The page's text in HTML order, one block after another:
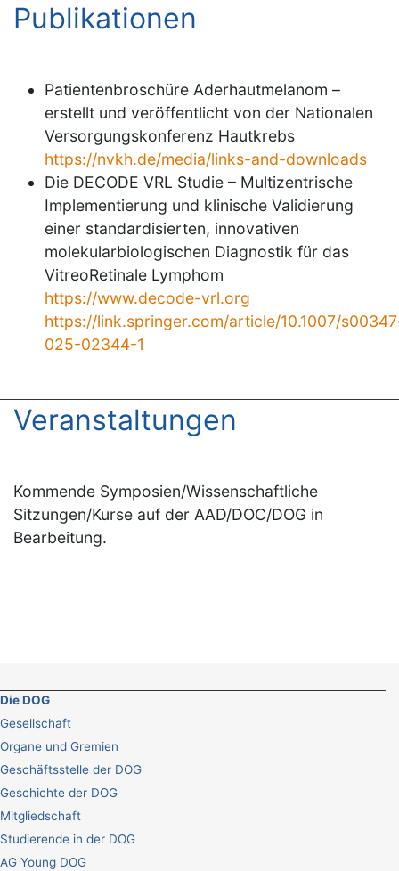
Publikationen
Patientenbroschüre Aderhautmelanom –
erstellt und veröffentlicht von der Nationalen
Versorgungskonferenz Hautkrebs
https://nvkh.de/media/links-and-downloads
Die DECODE VRL Studie – Multizentrische
Implementierung und klinische Validierung
einer standardisierten, innovativen
molekularbiologischen Diagnostik für das
VitreoRetinale Lymphom
https://www.decode-vrl.org
https://link.springer.com/article/10.1007/
025-02344-1
Veranstaltungen
Kommende Symposien/Wissenschaftliche
Sitzungen/Kurse auf der AAD/DOC/DOG in
Bearbeitung.
Die DOG
Gesellschaft
Organe und Gremien
Geschäftsstelle der DOG
Geschichte der DOG
Mitgliedschaft
Studierende in der DOG
AG Young DOG